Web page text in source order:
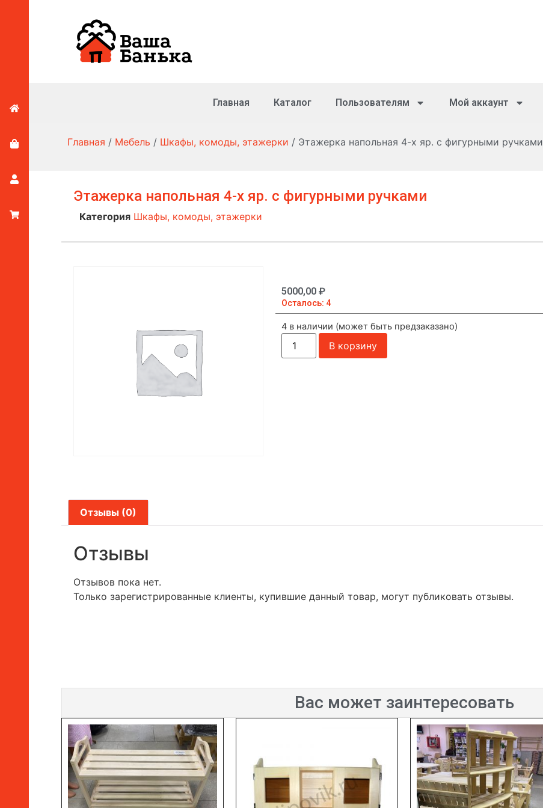
Главная Каталог Пользователям Мой аккаунт
Главная / Мебель / Шкафы, комоды, этажерки / Этажерка напольная 4-х яр. с фигурными ручками
Этажерка напольная 4-х яр. с фигурными ручками
Категория Шкафы, комоды, этажерки
5000,00 ₽
Осталось: 4
4 в наличии (может быть предзаказано)
В корзину
Отзывы (0)
Отзывы
Отзывов пока нет.
Только зарегистрированные клиенты, купившие данный товар, могут публиковать отзывы.
Вас может заинтересовать